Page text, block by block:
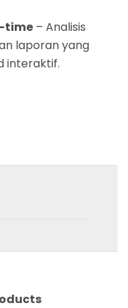
time – Analisis
laporan yang
interaktif.